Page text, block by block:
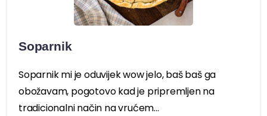
Soparnik
Soparnik mi je oduvijek wow jelo, baš baš ga
obožavam, pogotovo kad je pripremljen na
tradicionalni način na vrućem...